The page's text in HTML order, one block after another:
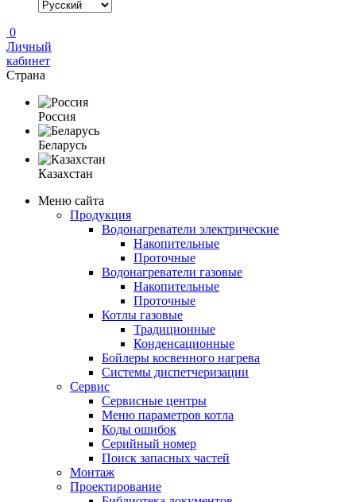
0
Личный
кабинет
Страна
Россия
Беларусь
Казахстан
Меню сайта
Продукция
Водонагреватели электрические
Накопительные
Проточные
Водонагреватели газовые
Накопительные
Проточные
Котлы газовые
Традиционные
Конденсационные
Бойлеры косвенного нагрева
Системы диспетчеризации
Сервис
Сервисные центры
Меню параметров котла
Коды ошибок
Серийный номер
Поиск запасных частей
Монтаж
Проектирование